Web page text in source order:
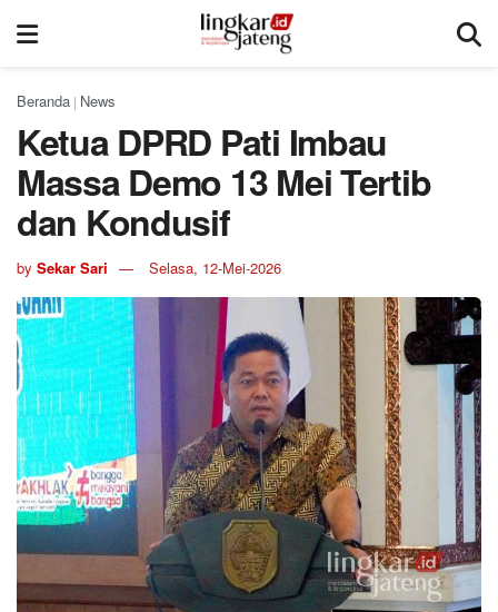
Beranda | News
Ketua DPRD Pati Imbau
Massa Demo 13 Mei Tertib
dan Kondusif
by Sekar Sari Selasa, 12-Mei-2026